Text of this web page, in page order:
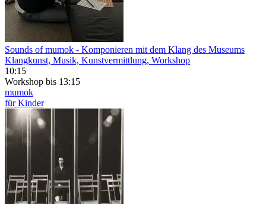
Sounds of mumok - Komponieren mit dem Klang des Museums
Klangkunst, Musik, Kunstvermittlung, Workshop
10:15
Workshop bis 13:15
mumok
für Kinder